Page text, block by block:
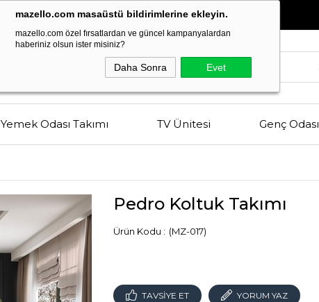
mazello.com masaüstü bildirimlerine ekleyin.
mazello.com özel fırsatlardan ve güncel kampanyalardan
haberiniz olsun ister misiniz?
Daha Sonra Evet
EstetikveKaliteninBuluşma Noktası
Yemek Odası Takımı TV Ünitesi Genç Odası
Pedro Koltuk Takımı
(MZ-017)
TAVSIYE ET YORUM YAZ